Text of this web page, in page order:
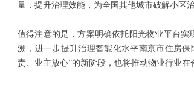
量，提升治理效能，为全国其他城市破解小区
值得注意的是，方案明确依托阳光物业平台
溯，进一步提升治理智能化水平南京市住房
责、业主放心”的新阶段，也将推动物业行业